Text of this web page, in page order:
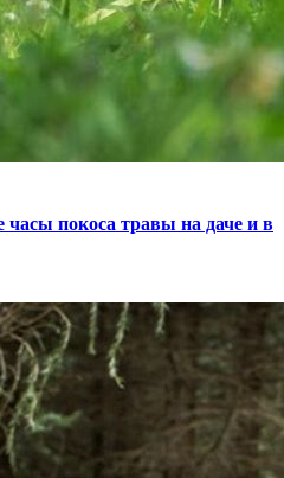
покоса травы на даче и в